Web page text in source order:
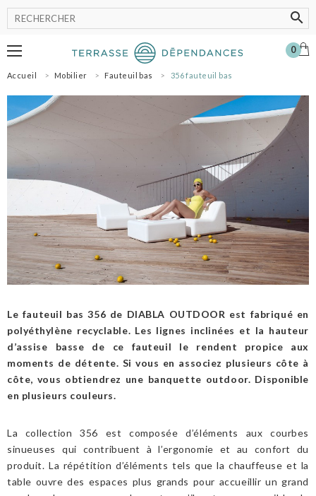
0
MOBILIER
LUMINAIRE
ACCESSOIRES
OMBRAGE
SHOWROOM
NOS MARQUES
PROFESSIONNELS
SE CONNECTER
0 MON PANIER
Accueil Mobilier Fauteuil bas 356 fauteuil bas
Le fauteuil bas 356 de DIABLA OUTDOOR est fabriqué en
polyéthylène recyclable. Les lignes inclinées et la hauteur
d’assise basse de ce fauteuil le rendent propice aux
moments de détente. Si vous en associez plusieurs côte à
côte, vous obtiendrez une banquette outdoor. Disponible
en plusieurs couleurs.
La collection 356 est composée d’éléments aux courbes
sinueuses qui contribuent à l’ergonomie et au confort du
produit. La répétition d’éléments tels que la chauffeuse et la
table ouvre des espaces plus grands pour accueillir un grand